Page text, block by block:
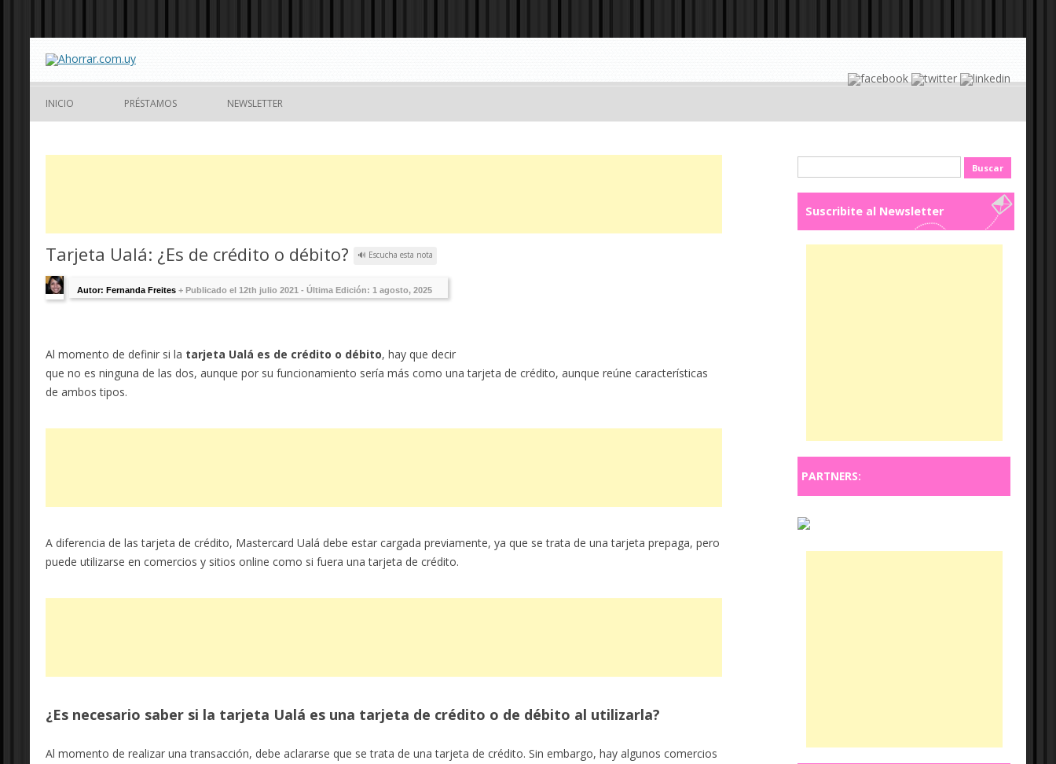
INICIO PRÉSTAMOS NEWSLETTER
Tarjeta Ualá: ¿Es de crédito o débito? 🔊 Escucha esta nota
Autor: Fernanda Freites + Publicado el 12th julio 2021 - Última Edición: 1 agosto, 2025
Al momento de definir si la tarjeta Ualá es de crédito o débito, hay que decir
que no es ninguna de las dos, aunque por su funcionamiento sería más como una tarjeta de crédito, aunque reúne características
de ambos tipos.
A diferencia de las tarjeta de crédito, Mastercard Ualá debe estar cargada previamente, ya que se trata de una tarjeta prepaga, pero
puede utilizarse en comercios y sitios online como si fuera una tarjeta de crédito.
¿Es necesario saber si la tarjeta Ualá es una tarjeta de crédito o de débito al utilizarla?
Al momento de realizar una transacción, debe aclararse que se trata de una tarjeta de crédito. Sin embargo, hay algunos comercios
Suscribite al Newsletter
PARTNERS: